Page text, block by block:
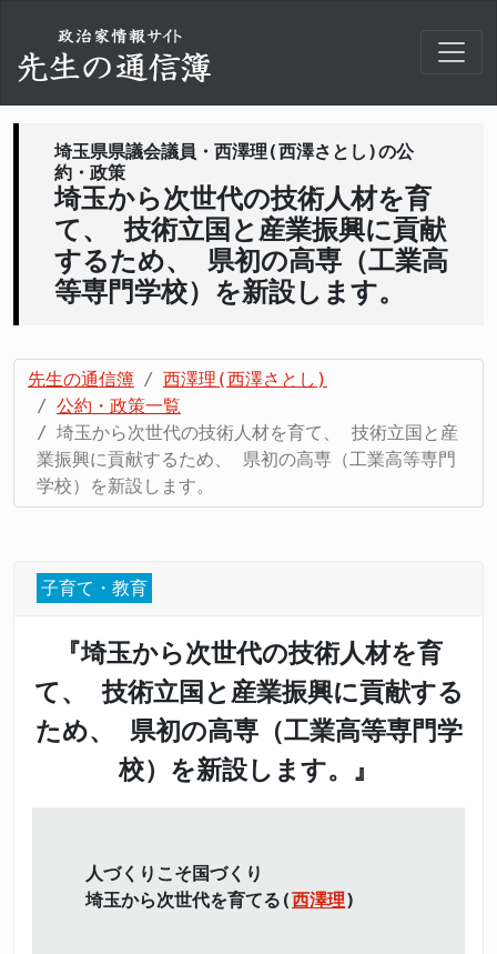
埼玉県県議会議員・西澤理(西澤さとし)の公
約・政策
埼玉から次世代の技術人材を育
て、 技術立国と産業振興に貢献
するため、 県初の高専（工業高
等専門学校）を新設します。
先生の通信簿
西澤理(西澤さとし)
公約・政策一覧
埼玉から次世代の技術人材を育て、 技術立国と産
業振興に貢献するため、 県初の高専（工業高等専門
学校）を新設します。
子育て・教育
『埼玉から次世代の技術人材を育
て、 技術立国と産業振興に貢献する
ため、 県初の高専（工業高等専門学
校）を新設します。』
人づくりこそ国づくり
埼玉から次世代を育てる(西澤理)